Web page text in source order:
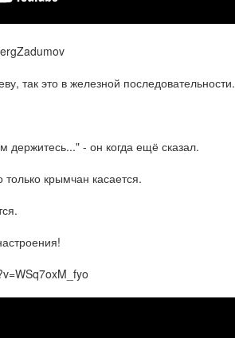
так это в железной последовательности.
держитесь..." - он когда ещё сказал.
только крымчан касается.